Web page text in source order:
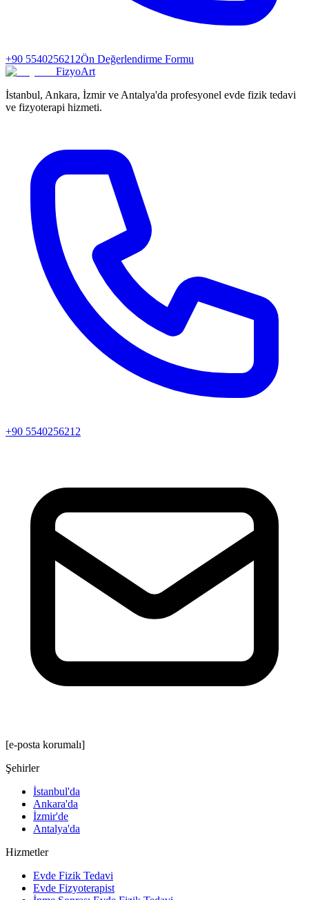
+90 5540256212Ön Değerlendirme Formu
FizyoArt
İstanbul, Ankara, İzmir ve Antalya'da profesyonel evde fizik tedavi
ve fizyoterapi hizmeti.
+90 5540256212
[e-posta korumalı]
Şehirler
İstanbul'da
Ankara'da
İzmir'de
Antalya'da
Hizmetler
Evde Fizik Tedavi
Evde Fizyoterapist